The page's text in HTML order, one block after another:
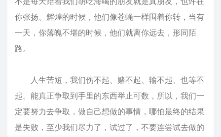
你张扬、辉煌的时候，他们像苍蝇一样围着你转，当有
一天，你落魄不堪的时候，他们就离你远去，形同陌
路。
人生苦短，我们伤不起、赌不起、输不起、也等不
起。能真正争取到手里的东西举止可数，所以，我们一
定要努力去争取，做自己想做的事情，哪怕最终的结果
是失败，至少我们尽力了，试过了，不要连尝试去做的